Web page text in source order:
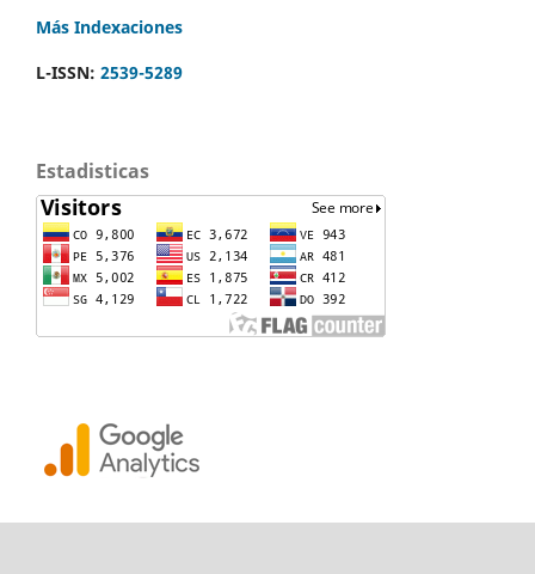
Más Indexaciones
L-ISSN: 2539-5289
Estadisticas